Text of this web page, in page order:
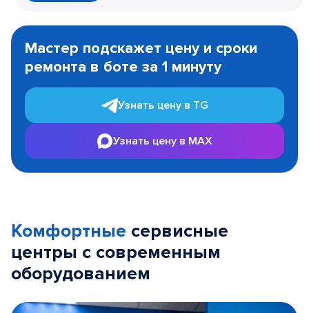
1
Мастер подскажет цену и сроки
ремонта в боте за 1 минуту
Узнать цену в TG
Узнать цену в MAX
Комфортные сервисные
центры с современным
оборудованием